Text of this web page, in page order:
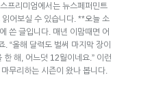
프리미엄에서는 뉴스페퍼민트
어보실 수 있습니다. **오늘 소
쓴 글입니다. 매년 이맘때면 어
. “올해 달력도 벌써 마지막 장이
한 해, 어느덧 12월이네요.” 이런
무리하는 시즌이 왔나 봅니다.